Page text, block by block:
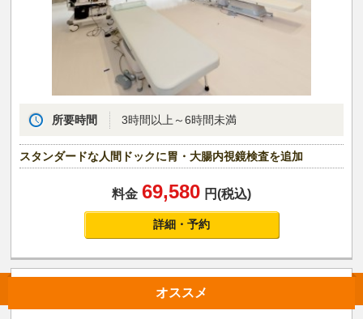
所要時間 3時間以上～6時間未満
スタンダードな人間ドックに胃・大腸内視鏡検査を追加
料金 69,580 円(税込)
詳細・予約
オススメ